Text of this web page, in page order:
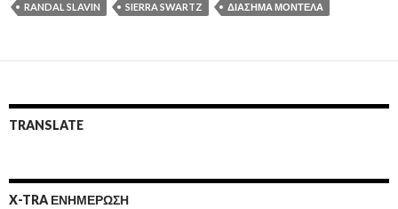
RANDAL SLAVIN
SIERRA SWARTZ ΔΙΆΣΗΜΑ ΜΟΝΤΈΛΑ
TRANSLATE
X-TRA ΕΝΗΜΕΡΩΣΗ